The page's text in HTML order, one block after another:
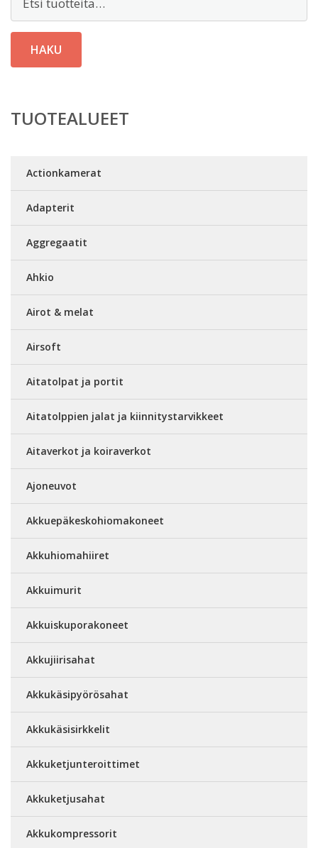
HAKU
TUOTEALUEET
Actionkamerat
Adapterit
Aggregaatit
Ahkio
Airot & melat
Airsoft
Aitatolpat ja portit
Aitatolppien jalat ja kiinnitystarvikkeet
Aitaverkot ja koiraverkot
Ajoneuvot
Akkuepäkeskohiomakoneet
Akkuhiomahiiret
Akkuimurit
Akkuiskuporakoneet
Akkujiirisahat
Akkukäsipyörösahat
Akkukäsisirkkelit
Akkuketjunteroittimet
Akkuketjusahat
Akkukompressorit